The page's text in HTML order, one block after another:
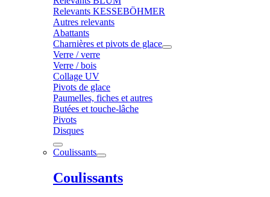
Relevants KESSEBÖHMER
Autres relevants
Abattants
Charnières et pivots de glace
Verre / verre
Verre / bois
Collage UV
Pivots de glace
Paumelles, fiches et autres
Butées et touche-lâche
Pivots
Disques
Coulissants
Coulissants